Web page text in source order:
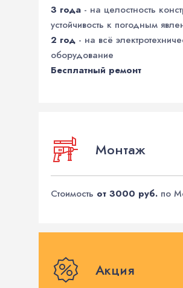
3 года - на целостность
устойчивость к погодным
2 год - на всё
оборудование
Бесплатный ремонт
Монтаж
Стоимость от 3000 руб. по
Акция